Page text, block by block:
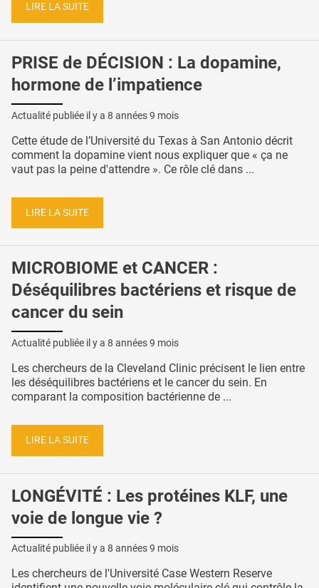
LIRE LA SUITE
PRISE de DÉCISION : La dopamine,
hormone de l’impatience
Actualité publiée il y a 8 années 9 mois
Cette étude de l’Université du Texas à San Antonio décrit
comment la dopamine vient nous expliquer que « ça ne
vaut pas la peine d'attendre ». Ce rôle clé dans ...
LIRE LA SUITE
MICROBIOME et CANCER :
Déséquilibres bactériens et risque de
cancer du sein
Actualité publiée il y a 8 années 9 mois
Les chercheurs de la Cleveland Clinic précisent le lien entre
les déséquilibres bactériens et le cancer du sein. En
comparant la composition bactérienne de ...
LIRE LA SUITE
LONGÉVITÉ : Les protéines KLF, une
voie de longue vie ?
Actualité publiée il y a 8 années 9 mois
Les chercheurs de l'Université Case Western Reserve